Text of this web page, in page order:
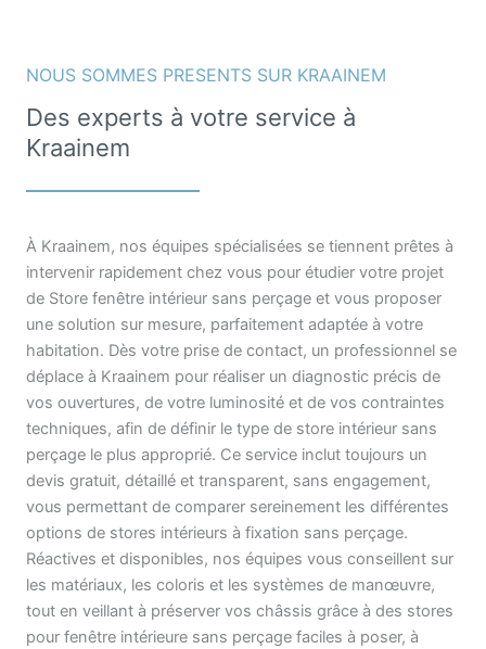
NOUS SOMMES PRESENTS SUR KRAAINEM
Des experts à votre service à
Kraainem
À Kraainem, nos équipes spécialisées se tiennent prêtes à
intervenir rapidement chez vous pour étudier votre projet
de Store fenêtre intérieur sans perçage et vous proposer
une solution sur mesure, parfaitement adaptée à votre
habitation. Dès votre prise de contact, un professionnel se
déplace à Kraainem pour réaliser un diagnostic précis de
vos ouvertures, de votre luminosité et de vos contraintes
techniques, afin de définir le type de store intérieur sans
perçage le plus approprié. Ce service inclut toujours un
devis gratuit, détaillé et transparent, sans engagement,
vous permettant de comparer sereinement les différentes
options de stores intérieurs à fixation sans perçage.
Réactives et disponibles, nos équipes vous conseillent sur
les matériaux, les coloris et les systèmes de manœuvre,
tout en veillant à préserver vos châssis grâce à des stores
pour fenêtre intérieure sans perçage faciles à poser, à